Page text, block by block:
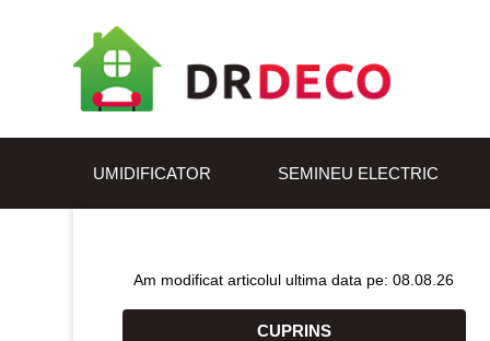
UMIDIFICATOR SEMINEU ELECTRIC
Am modificat articolul ultima data pe: 08.08.26
CUPRINS